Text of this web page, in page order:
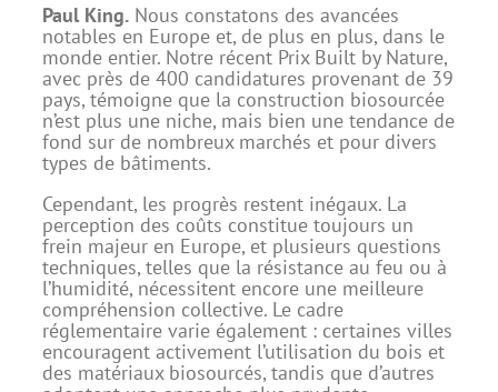
Paul King. Nous constatons des avancées
notables en Europe et, de plus en plus, dans le
monde entier. Notre récent Prix Built by Nature,
avec près de 400 candidatures provenant de 39
pays, témoigne que la construction biosourcée
n’est plus une niche, mais bien une tendance de
fond sur de nombreux marchés et pour divers
types de bâtiments.
Cependant, les progrès restent inégaux. La
perception des coûts constitue toujours un
frein majeur en Europe, et plusieurs questions
techniques, telles que la résistance au feu ou à
l’humidité, nécessitent encore une meilleure
compréhension collective. Le cadre
réglementaire varie également : certaines villes
encouragent activement l’utilisation du bois et
des matériaux biosourcés, tandis que d’autres